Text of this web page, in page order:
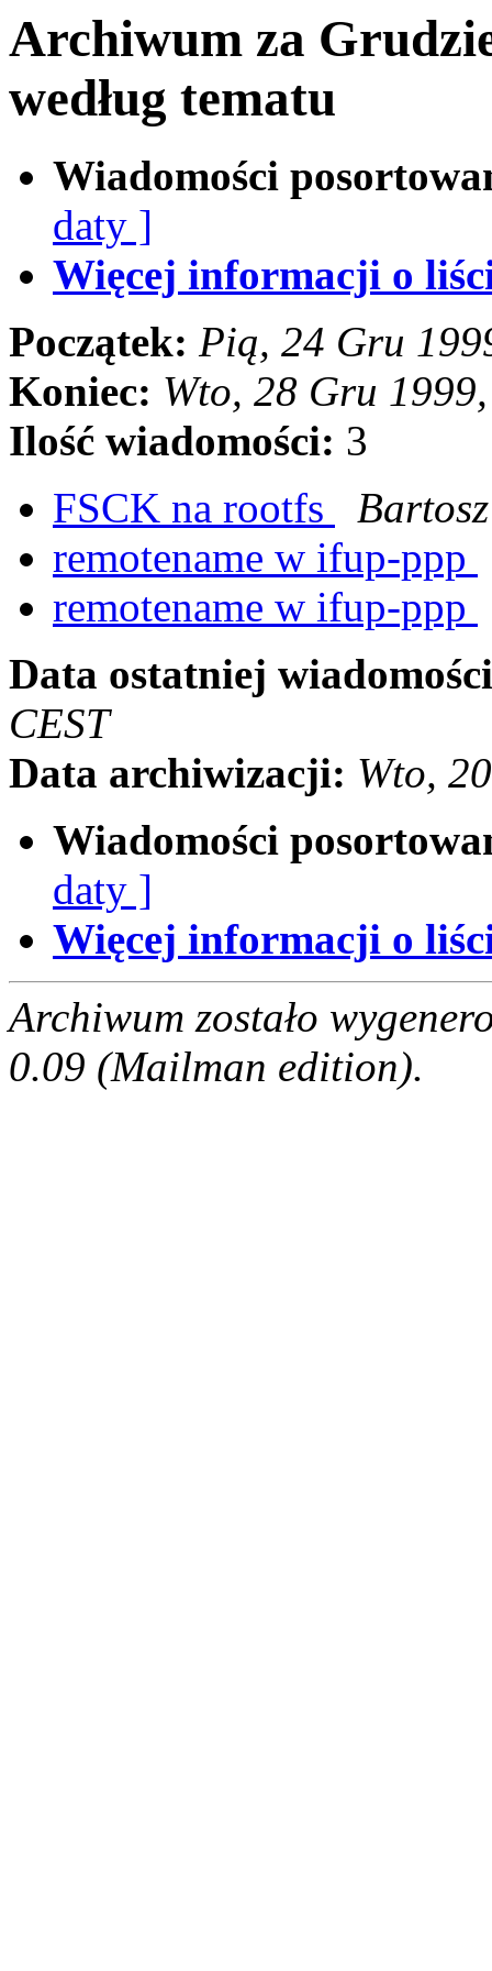
Archiwum za
według tematu
Wiadomości
daty ]
Więcej informacji o
Początek: Pią, 24 Gru
Koniec: Wto, 28 Gru
Ilość wiadomości: 3
FSCK na rootfs
remotename w ifup-ppp
remotename w ifup-ppp
Data ostatniej
CEST
Data archiwizacji: Wto,
Wiadomości
daty ]
Więcej informacji o
Archiwum zostało
0.09 (Mailman edition).